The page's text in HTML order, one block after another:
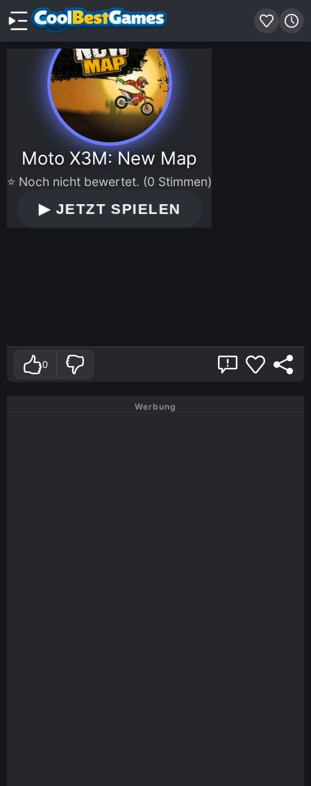
Moto X3M: New Map
⭐ Noch nicht bewertet. (0 Stimmen)
▶JETZT SPIELEN
0
Werbung